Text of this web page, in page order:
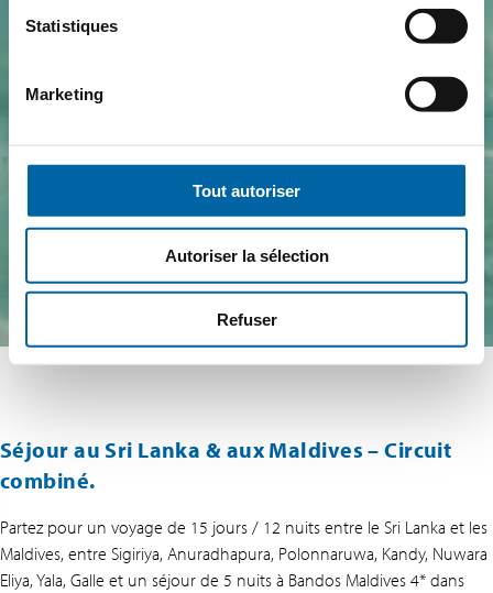
Statistiques
Marketing
Tout autoriser
Autoriser la sélection
Refuser
Séjour au Sri Lanka & aux Maldives – Circuit
combiné.
Partez pour un voyage de 15 jours / 12 nuits entre le Sri Lanka et les
Maldives, entre Sigiriya, Anuradhapura, Polonnaruwa, Kandy, Nuwara
Eliya, Yala, Galle et un séjour de 5 nuits à Bandos Maldives 4* dans